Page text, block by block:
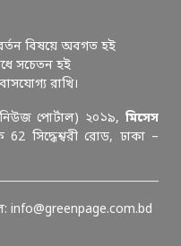
বিষয়ে অবগত হই
সচেতন হই
রাখি।
পোর্টাল) ২০১৯, মিসেস
62 সিদ্ধেশ্বরী রোড, ঢাকা –